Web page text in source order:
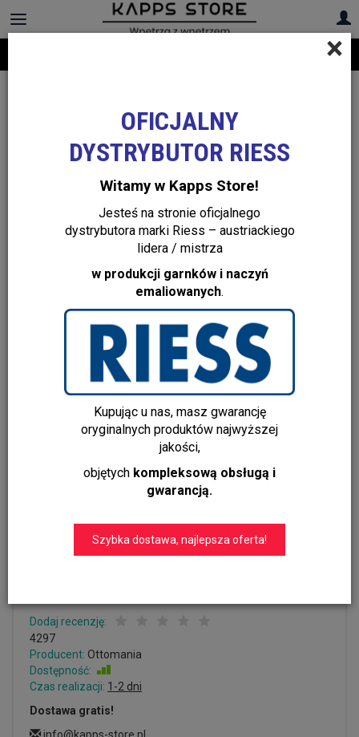
+48 22 299 19 84
×
OFICJALNY
DYSTRYBUTOR RIESS
Witamy w Kapps Store!
Jesteś na stronie oficjalnego
dystrybutora marki Riess – austriackiego
lidera / mistrza
w produkcji garnków i naczyń
emaliowanych.
Kupując u nas, masz gwarancję
oryginalnych produktów najwyższej
jakości,
objętych kompleksową obsługą i
gwarancją.
Szybka dostawa, najlepsza oferta!
Jasnoszary/Biały 170x100 cm -
Elegancja i Funkcjonalność w
Dodaj recenzję:
4297
Producent: Ottomania
Dostępność:
Czas realizacji: 1-2 dni
Dostawa gratis!